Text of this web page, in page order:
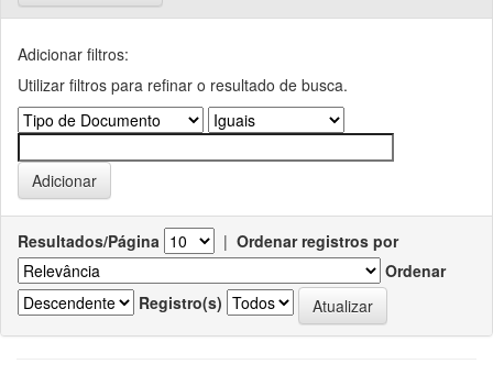
Adicionar filtros:
Utilizar filtros para refinar o resultado de busca.
Resultados/Página | Ordenar registros por
Ordenar
Registro(s)